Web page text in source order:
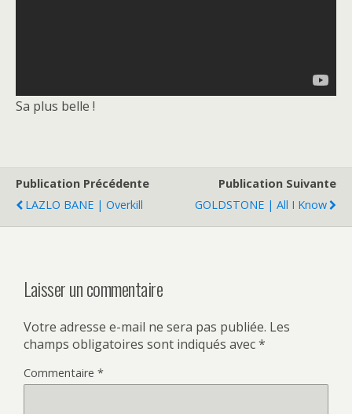
Sa plus belle !
Publication Précédente
LAZLO BANE | Overkill
Publication Suivante
GOLDSTONE | All I Know
Laisser un commentaire
Votre adresse e-mail ne sera pas publiée. Les
champs obligatoires sont indiqués avec*
Commentaire *